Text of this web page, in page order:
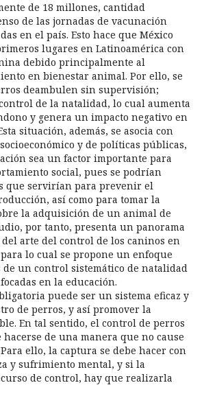
de 18 millones, cantidad
de las jornadas de vacunación
en el país. Esto hace que México
lugares en Latinoamérica con
debido principalmente al
en bienestar animal. Por ello, se
deambulen sin supervisión;
de la natalidad, lo cual aumenta
y genera un impacto negativo en
situación, además, se asocia con
y de políticas públicas,
sea un factor importante para
social, pues se podrían
que servirían para prevenir el
así como para tomar la
la adquisición de un animal de
por tanto, presenta un panorama
arte del control de los caninos en
lo cual se propone un enfoque
de un control sistemático de natalidad
en la educación.
puede ser un sistema eficaz y
de perros, y así promover la
En tal sentido, el control de perros
hacerse de una manera que no cause
ello, la captura se debe hacer con
y sufrimiento mental, y si la
de control, hay que realizarla